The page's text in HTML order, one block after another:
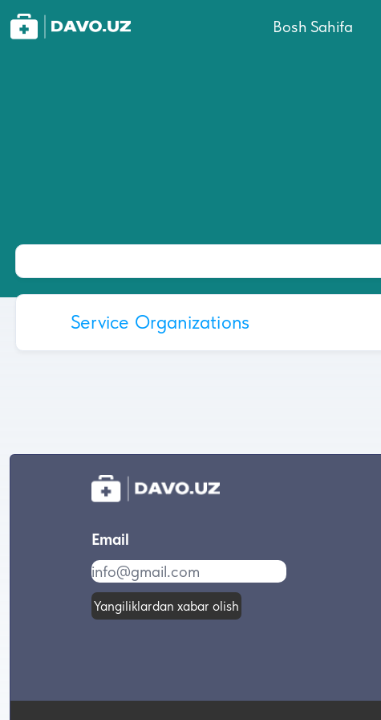
Bosh Sahifa
Service Organizations
Email
Yangiliklardan xabar olish